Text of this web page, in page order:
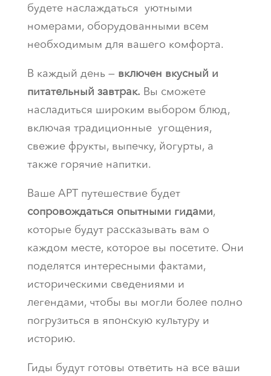
будете наслаждаться уютными
номерами, оборудованными всем
необходимым для вашего комфорта.
В каждый день — включен вкусный и
питательный завтрак. Вы сможете
насладиться широким выбором блюд,
включая традиционные угощения,
свежие фрукты, выпечку, йогурты, а
также горячие напитки.
Ваше АРТ путешествие будет
сопровождаться опытными гидами,
которые будут рассказывать вам о
каждом месте, которое вы посетите. Они
поделятся интересными фактами,
историческими сведениями и
легендами, чтобы вы могли более полно
погрузиться в японскую культуру и
историю.
Гиды будут готовы ответить на все ваши